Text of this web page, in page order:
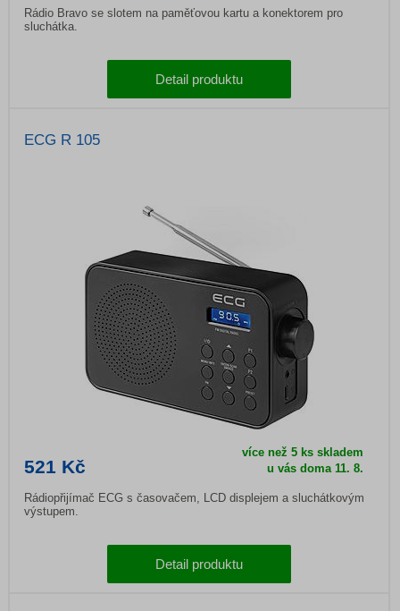
Rádio Bravo se slotem na paměťovou kartu a konektorem pro
sluchátka.
Detail produktu
ECG R 105
521 Kč
více než 5 ks skladem
u vás doma11. 8.
Rádiopřijímač ECG s časovačem, LCD displejem a sluchátkovým
výstupem.
Detail produktu